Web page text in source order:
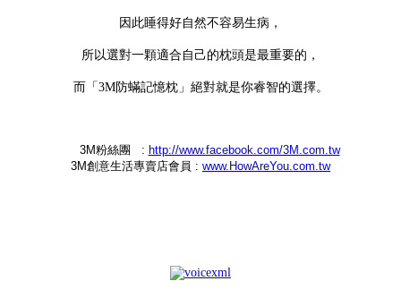
因此睡得好自然不容易生病，
所以選對一顆適合自己的枕頭是最重要的，
而「 3M防蟎記憶枕」絕對就是你睿智的選擇。
3M粉絲團 : http://www.facebook.com/3M.com.tw
3M創意生活專賣店會員 : www.HowAreYou.com.tw